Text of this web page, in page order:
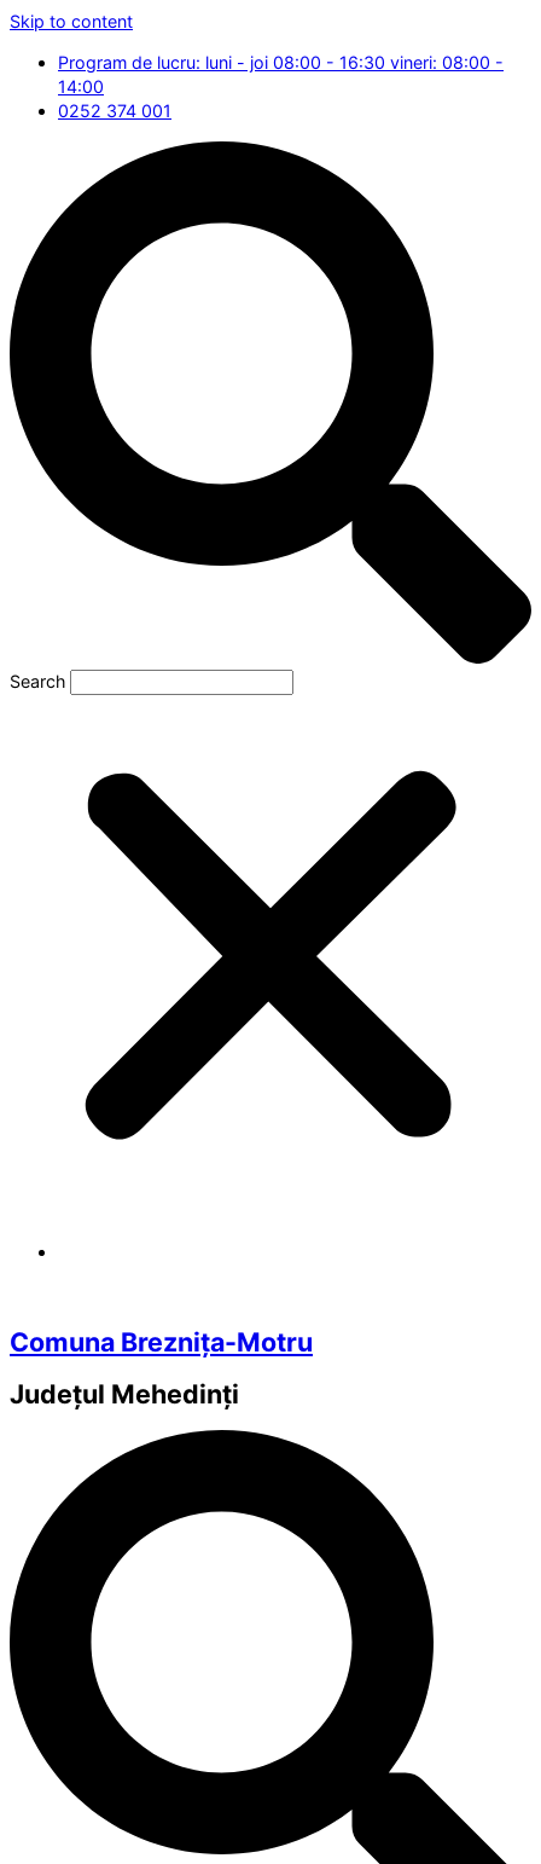
Skip to content
Program de lucru: luni - joi 08:00 - 16:30 vineri: 08:00 -
14:00
0252 374 001
Search
Comuna Breznița-Motru
Județul Mehedinți